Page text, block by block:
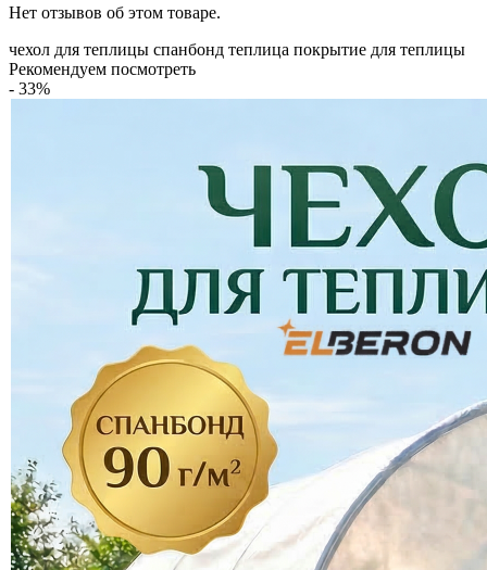
Нет отзывов об этом товаре.
чехол для теплицы спанбонд теплица покрытие для теплицы
Рекомендуем посмотреть
- 33%